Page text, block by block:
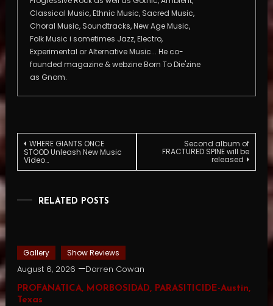
Classical Music, Ethnic Music, Sacred Music,
Choral Music, Soundtracks, New Age Music,
Folk Music i sometimes Jazz, Electro,
Experimental or Alternative Music... He co-
founded magazine & webzine Born To Die'zine
as Gnom.
Post
navigation
WHERE GIANTS ONCE
STOOD Unleash New Music
Video…
Second album of
FRACTURED SPINE will be
released
RELATED POSTS
Gallery Show Reviews
August 6, 2026 Darren Cowan
PROFANATICA, MORBOSIDAD, PARASITICIDE-Austin,
Texas